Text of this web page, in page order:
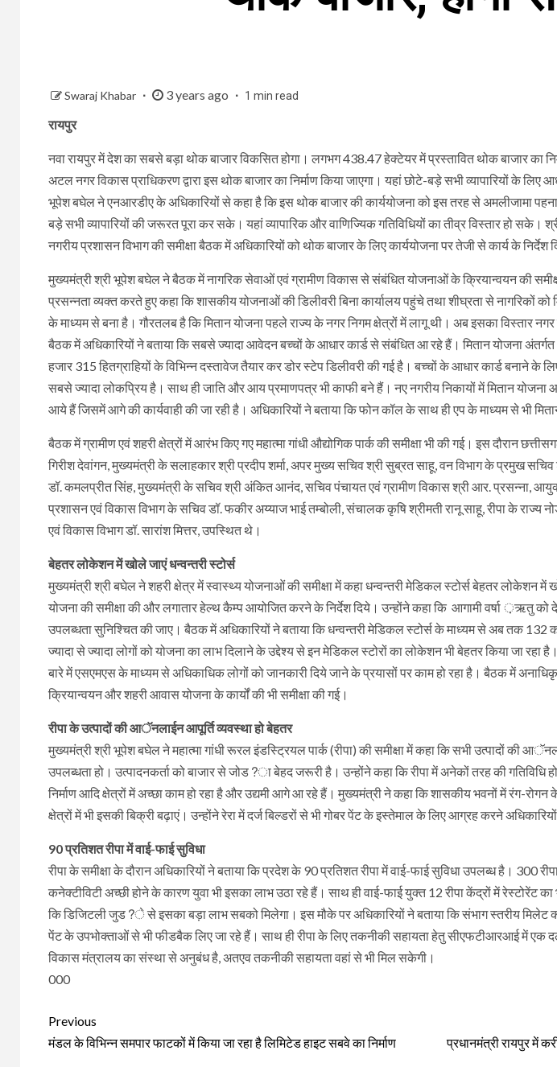
Swaraj Khabar 3 years ago 1 min read
रायपुर
नवा रायपुर में देश का सबसे बड़ा थोक बाजार विकसित होगा। लगभग 438.47 हेक्टेयर में प्रस्तावित थोक बाजार का
अटल नगर विकास प्राधिकरण द्वारा इस थोक बाजार का निर्माण किया जाएगा। यहां छोटे-बड़े सभी व्यापारियों के लिए
भूपेश बघेल ने एनआरडीए के अधिकारियों से कहा है कि इस थोक बाजार की कार्ययोजना को इस तरह से अमलीजामा
बड़े सभी व्यापारियों की जरूरत पूरा कर सके। यहां व्यापारिक और वाणिज्यिक गतिविधियों का तीव्र विस्तार हो
नगरीय प्रशासन विभाग की समीक्षा बैठक में अधिकारियों को थोक बाजार के लिए कार्ययोजना पर तेजी से कार्य के निर्देश
मुख्यमंत्री श्री भूपेश बघेल ने बैठक में नागरिक सेवाओं एवं ग्रामीण विकास से संबंधित योजनाओं के क्रियान्वयन की
प्रसन्नता व्यक्त करते हुए कहा कि शासकीय योजनाओं की डिलीवरी बिना कार्यालय पहुंचे तथा शीघ्रता से नागरिकों को
के माध्यम से बना है। गौरतलब है कि मितान योजना पहले राज्य के नगर निगम क्षेत्रों में लागू थी। अब इसका विस्तार नगर
बैठक में अधिकारियों ने बताया कि सबसे ज्यादा आवेदन बच्चों के आधार कार्ड से संबंधित आ रहे हैं। मितान योजना
हजार 315 हितग्राहियों के विभिन्न दस्तावेज तैयार कर डोर स्टेप डिलीवरी की गई है। बच्चों के आधार कार्ड बनाने
सबसे ज्यादा लोकप्रिय है। साथ ही जाति और आय प्रमाणपत्र भी काफी बने हैं। नए नगरीय निकायों में मितान योजना
आये हैं जिसमें आगे की कार्यवाही की जा रही है। अधिकारियों ने बताया कि फोन कॉल के साथ ही एप के माध्यम से भी
बैठक में ग्रामीण एवं शहरी क्षेत्रों में आरंभ किए गए महात्मा गांधी औद्योगिक पार्क की समीक्षा भी की गई। इस दौरान
गिरीश देवांगन, मुख्यमंत्री के सलाहकार श्री प्रदीप शर्मा, अपर मुख्य सचिव श्री सुब्रत साहू, वन विभाग के प्रमुख
डॉ. कमलप्रीत सिंह, मुख्यमंत्री के सचिव श्री अंकित आनंद, सचिव पंचायत एवं ग्रामीण विकास श्री आर. प्रसन्ना,
प्रशासन एवं विकास विभाग के सचिव डॉ. फकीर अय्याज भाई तम्बोली, संचालक कृषि श्रीमती रानू साहू, रीपा के राज्य
एवं विकास विभाग डॉ. सारांश मित्तर, उपस्थित थे।
बेहतर लोकेशन में खोले जाएं धन्वन्तरी स्टोर्स
मुख्यमंत्री श्री बघेल ने शहरी क्षेत्र में स्वास्थ्य योजनाओं की समीक्षा में कहा धन्वन्तरी मेडिकल स्टोर्स बेहतर लोकेशन
योजना की समीक्षा की और लगातार हेल्थ कैम्प आयोजित करने के निर्देश दिये। उन्होंने कहा कि आगामी वर्षा ़ऋतु को
उपलब्धता सुनिश्चित की जाए। बैठक में अधिकारियों ने बताया कि धन्वन्तरी मेडिकल स्टोर्स के माध्यम से अब तक 132
ज्यादा से ज्यादा लोगों को योजना का लाभ दिलाने के उद्देश्य से इन मेडिकल स्टोरों का लोकेशन भी बेहतर किया जा
बारे में एसएमएस के माध्यम से अधिकाधिक लोगों को जानकारी दिये जाने के प्रयासों पर काम हो रहा है। बैठक में
क्रियान्वयन और शहरी आवास योजना के कार्यों की भी समीक्षा की गई।
रीपा के उत्पादों की आॅनलाईन आपूर्ति व्यवस्था हो बेहतर
मुख्यमंत्री श्री भूपेश बघेल ने महात्मा गांधी रूरल इंडस्ट्रियल पार्क (रीपा) की समीक्षा में कहा कि सभी उत्पादों की
उपलब्धता हो। उत्पादनकर्ता को बाजार से जोड?ा बेहद जरूरी है। उन्होंने कहा कि रीपा में अनेकों तरह की गतिविधि हो
निर्माण आदि क्षेत्रों में अच्छा काम हो रहा है और उद्यमी आगे आ रहे हैं। मुख्यमंत्री ने कहा कि शासकीय भवनों में रंग-रोगन
क्षेत्रों में भी इसकी बिक्री बढ़ाएं। उन्होंने रेरा में दर्ज बिल्डरों से भी गोबर पेंट के इस्तेमाल के लिए आग्रह करने
90 प्रतिशत रीपा में वाई-फाई सुविधा
रीपा के समीक्षा के दौरान अधिकारियों ने बताया कि प्रदेश के 90 प्रतिशत रीपा में वाई-फाई सुविधा उपलब्ध है। 300
कनेक्टीविटी अच्छी होने के कारण युवा भी इसका लाभ उठा रहे हैं। साथ ही वाई-फाई युक्त 12 रीपा केंद्रों में रेस्टोरेंट
कि डिजिटली जुड?े से इसका बड़ा लाभ सबको मिलेगा। इस मौके पर अधिकारियों ने बताया कि संभाग स्तरीय मिलेट
पेंट के उपभोक्ताओं से भी फीडबैक लिए जा रहे हैं। साथ ही रीपा के लिए तकनीकी सहायता हेतु सीएफटीआरआई में एक
विकास मंत्रालय का संस्था से अनुबंध है, अतएव तकनीकी सहायता वहां से भी मिल सकेगी।
000
Continue
Reading
Previous
मंडल के विभिन्न समपार फाटकों में किया जा रहा है लिमिटेड हाइट सबवे का निर्माण
प्रधानमंत्री रायपुर में